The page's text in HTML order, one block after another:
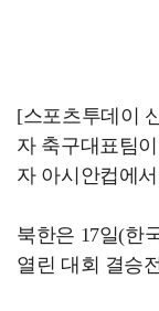
[스포츠투데이
자 축구대표팀
자 아시안컵에
북한은 17일(한
열린 대회 결승